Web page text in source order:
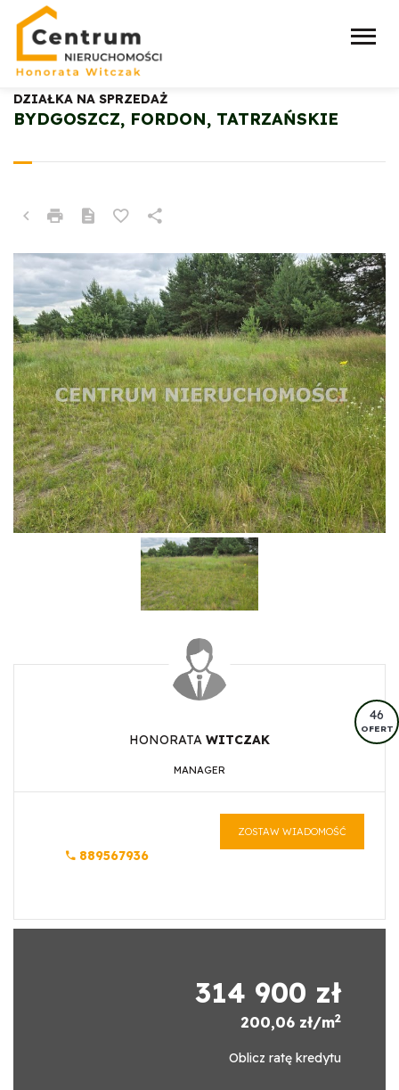
BYDGOSZCZ, FORDON, TATRZAŃSKIE
DZIAŁKA NA SPRZEDAŻ
46
OFERT
HONORATA WITCZAK
MANAGER
889567936
ZOSTAW WIADOMOŚĆ
314 900 zł
200,06 zł/m2
Oblicz ratę kredytu